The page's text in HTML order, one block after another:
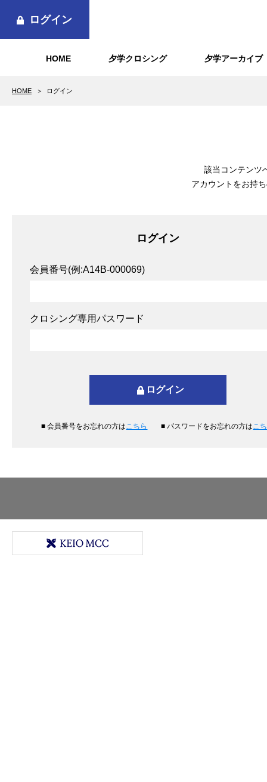
HOME 夕学クロシング 夕学アーカイブ
ログイン
HOME ログイン
該当コンテンツ
アカウントをお持
ログイン
会員番号(例:A14B-000069)
クロシング専用パスワード
■ 会員番号をお忘れの方はこちら ■ パスワードをお忘れの方はこ